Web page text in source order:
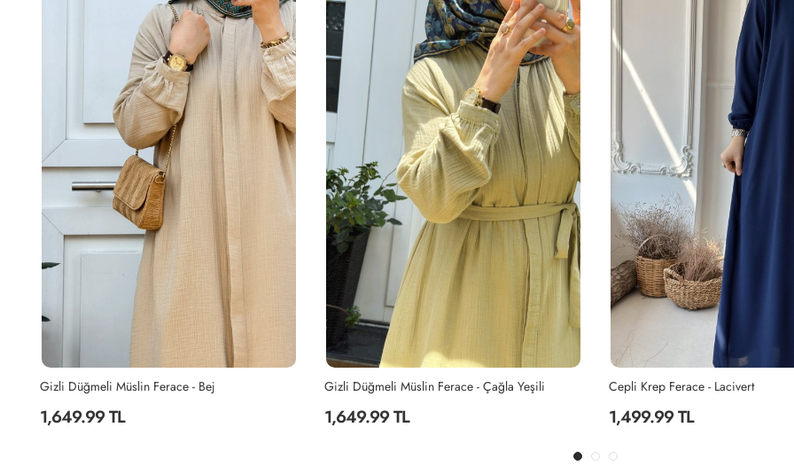
Gizli Düğmeli Müslin Ferace - Çağla Yeşili
1,649.99 TL
Cepli Krep Ferace - Lacivert
1,499.99 TL
Gizli Düğmeli Müslin Ferace - Vizon
1,649.99 TL